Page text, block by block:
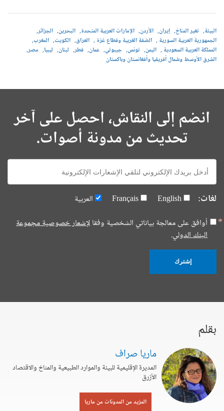
البيئة تغير المناخ إيران الأردن الإمارات العربية المتحدة البحرين الجزائر
الجمهورية العربية السورية
الضفة الغربية وقطاع غزة العراق الكويت المغرب
المملكة العربية السعودية
اليمن تونس جيبوتي عمان قطر لبنان ليبيا
مصر
الشرق الأوسط وشمال أفريقيا وأفغانستان وباكستان
انضم إلى النقاش، احصل على آخر
تحديث من مدونة أصوات.
E-
mail:
لغات: English
Français
العربية
أوافق على معالجة بياناتي الشخصية وفقالإشعار خصوصية مجموعة
البنك الدولي.
إشترك
بقلم
ماريا صراف
المديرة الإقليمية للبيئة والموارد الطبيعية والمناخ والاقتصاد
الأزرق
المزيد من المدونات من ماريا